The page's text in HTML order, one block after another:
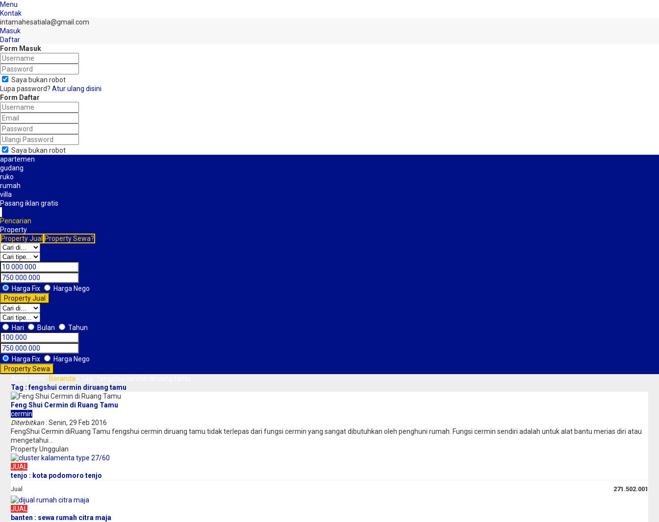
Menu
Kontak
intamahesatiala@gmail.com
Masuk
Daftar
Form Masuk
Saya bukan robot
Lupa password? Atur ulang disini
Form Daftar
Saya bukan robot
apartemen
gudang
ruko
rumah
villa
Pasang iklan gratis
Pencarian
Property
Property Jual
Property Sewa?
Harga Fix
Harga Nego
Property Jual
Hari Bulan Tahun
Harga Fix
Harga Nego
Property Sewa
Beranda
Tag : fengshui cermin diruang tamu
Feng Shui Cermin di Ruang Tamu
cermin
Diterbitkan : Senin, 29 Feb 2016
FengShui Cermin diRuang Tamu fengshui cermin diruang tamu tidak terlepas dari fungsi cermin yang sangat dibutuhkan oleh penghuni rumah. Fungsi cermin sendiri adalah untuk alat bantu merias diri atau
mengetahui...
Property Unggulan
JUAL
tenjo : kota podomoro tenjo
Jual 271.502.001
JUAL
banten : sewa rumah citra maja